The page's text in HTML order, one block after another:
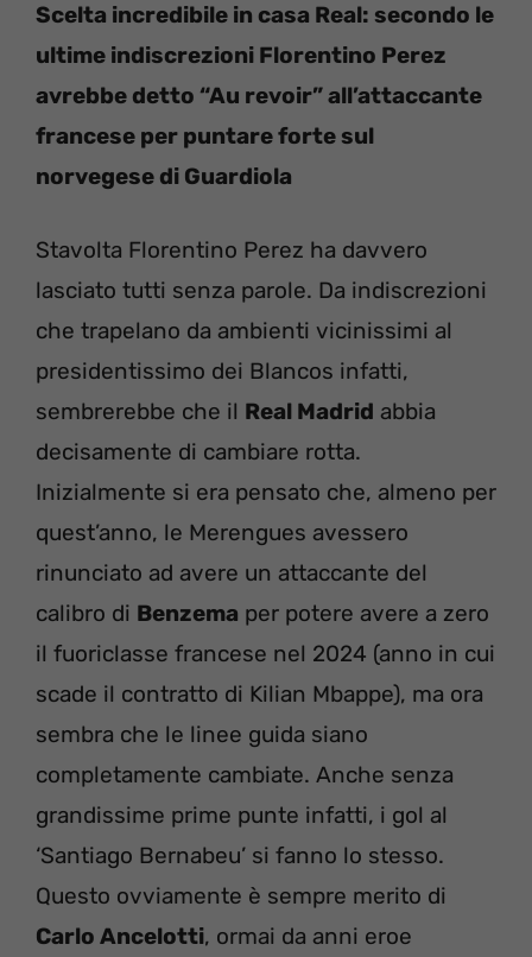
Scelta incredibile in casa Real: secondo le
ultime indiscrezioni Florentino Perez
avrebbe detto “Au revoir” all’attaccante
francese per puntare forte sul
norvegese di Guardiola
Stavolta Florentino Perez ha davvero
lasciato tutti senza parole. Da indiscrezioni
che trapelano da ambienti vicinissimi al
presidentissimo dei Blancos infatti,
sembrerebbe che il Real Madrid abbia
decisamente di cambiare rotta.
Inizialmente si era pensato che, almeno per
quest’anno, le Merengues avessero
rinunciato ad avere un attaccante del
calibro di Benzema per potere avere a zero
il fuoriclasse francese nel 2024 (anno in cui
scade il contratto di Kilian Mbappe), ma ora
sembra che le linee guida siano
completamente cambiate. Anche senza
grandissime prime punte infatti, i gol al
‘Santiago Bernabeu’ si fanno lo stesso.
Questo ovviamente è sempre merito di
Carlo Ancelotti, ormai da anni eroe